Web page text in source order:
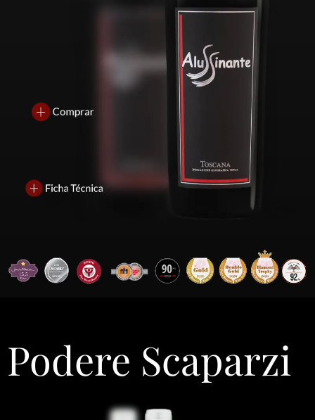
Podere Scaparzi